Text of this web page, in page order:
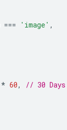
=== 'image' ,
* 60,
// 30 Days